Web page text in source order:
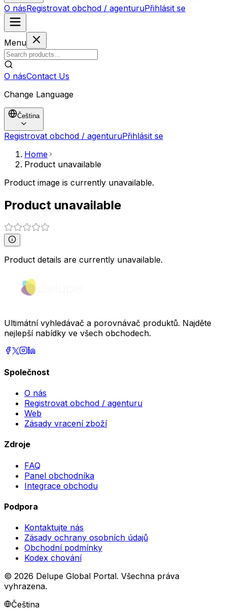
O násRegistrovat obchod / agenturuPřihlásit se
Menu
O násContact Us
Change Language
Čeština
Registrovat obchod / agenturuPřihlásit se
Home
Product unavailable
Product image is currently unavailable.
Product unavailable
Product details are currently unavailable.
Ultimátní vyhledávač a porovnávač produktů. Najděte
nejlepší nabídky ve všech obchodech.
Společnost
O nás
Registrovat obchod / agenturu
Web
Zásady vracení zboží
Zdroje
FAQ
Panel obchodníka
Integrace obchodu
Podpora
Kontaktujte nás
Zásady ochrany osobních údajů
Obchodní podmínky
Kodex chování
© 2026 Delupe Global Portal. Všechna práva
vyhrazena.
Čeština